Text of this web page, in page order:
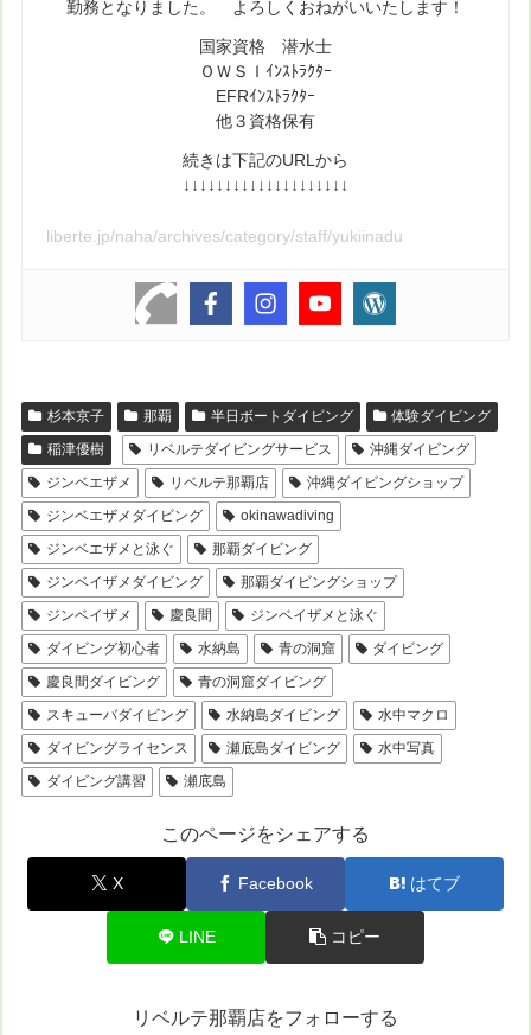
勤務となりました。 よろしくおねがいいたします！
国家資格 潜水士
ＯＷＳＩｲﾝｽﾄﾗｸﾀｰ
EFRｲﾝｽﾄﾗｸﾀｰ
他３資格保有
続きは下記のURLから
↓↓↓↓↓↓↓↓↓↓↓↓↓↓↓↓↓↓↓↓
liberte.jp/naha/archives/category/staff/yukiinadu
杉本京子 那覇 半日ボートダイビング
体験ダイビング
稲津優樹
リベルテダイビングサービス
沖縄ダイビング
ジンベエザメ
リベルテ那覇店
沖縄ダイビングショップ
ジンベエザメダイビング
okinawadiving
ジンベエザメと泳ぐ
那覇ダイビング
ジンベイザメダイビング
那覇ダイビングショップ
ジンベイザメ
慶良間
ジンベイザメと泳ぐ
ダイビング初心者
水納島 青の洞窟
ダイビング
慶良間ダイビング
青の洞窟ダイビング
スキューバダイビング
水納島ダイビング
水中マクロ
ダイビングライセンス
瀬底島ダイビング
水中写真
ダイビング講習
瀬底島
このページをシェアする
X Facebook はてブ
LINE コピー
リベルテ那覇店をフォローする